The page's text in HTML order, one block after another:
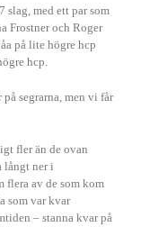
slag, med ett par som
Frostner och Roger
på lite högre hcp
hcp.
segrarna, men vi får
fler än de ovan
långt ner i
flera av de som kom
som var kvar
– stanna kvar på